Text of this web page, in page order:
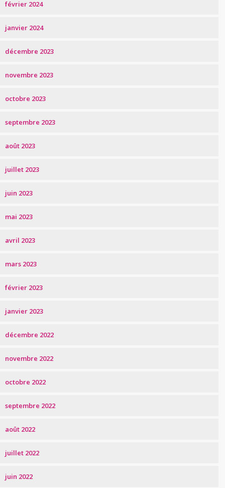
février 2024
janvier 2024
décembre 2023
novembre 2023
octobre 2023
septembre 2023
août 2023
juillet 2023
juin 2023
mai 2023
avril 2023
mars 2023
février 2023
janvier 2023
décembre 2022
novembre 2022
octobre 2022
septembre 2022
août 2022
juillet 2022
juin 2022